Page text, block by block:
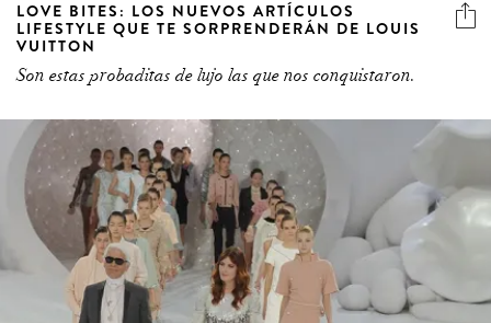
LIFESTYLE QUE TE SORPRENDERÁN DE LOUIS
VUITTON
Son estas probaditas de lujo las que nos conquistaron.